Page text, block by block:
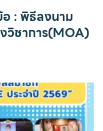
: พิธีลงนาม
วิชาการ(MOA)